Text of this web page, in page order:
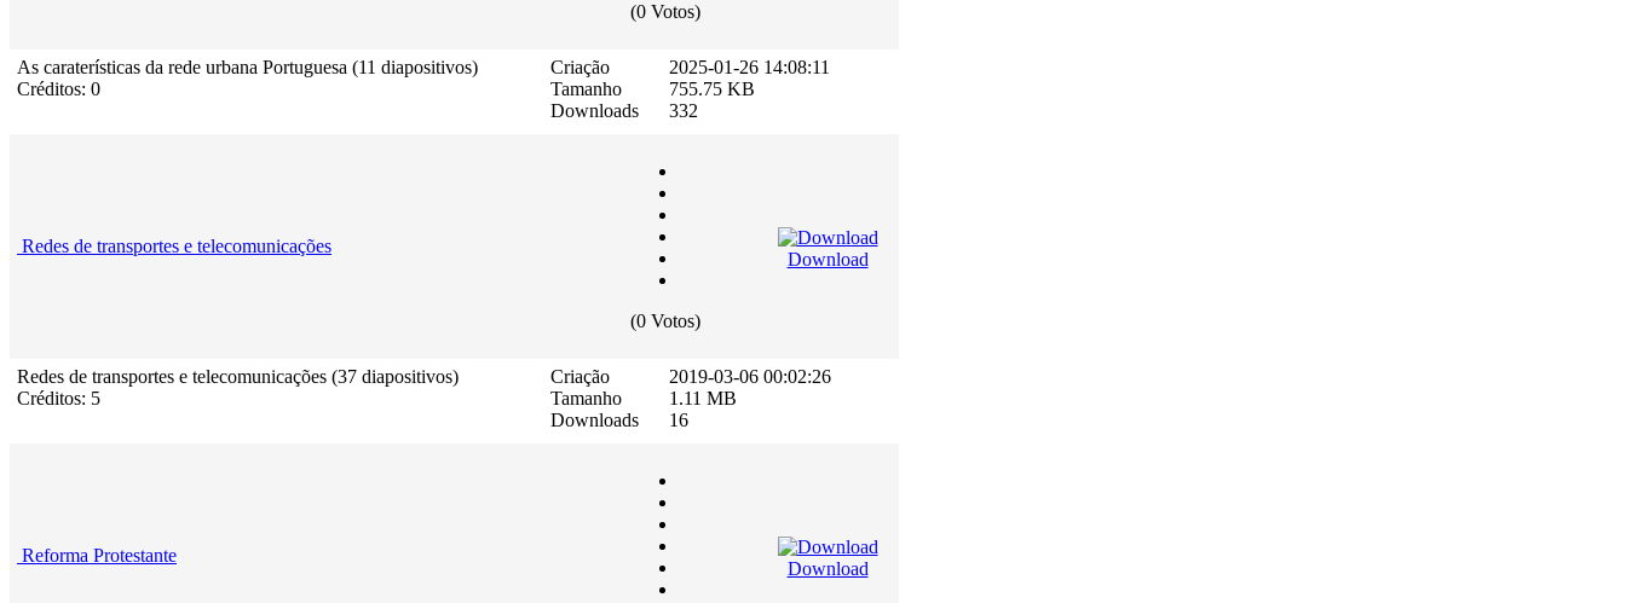
(0 Votos)
As caraterísticas da rede urbana Portuguesa (11 diapositivos)
Créditos: 0
Criação
Tamanho
Downloads
2025-01-26 14:08:11
755.75 KB
332
Redes de transportes e telecomunicações
(0 Votos)
Download
Redes de transportes e telecomunicações (37 diapositivos)
Créditos: 5
Criação
Tamanho
Downloads
2019-03-06 00:02:26
1.11 MB
16
Reforma Protestante
Download